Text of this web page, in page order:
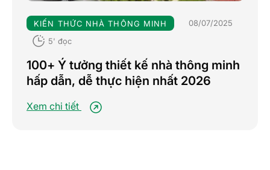
KIẾN THỨC NHÀ THÔNG MINH
08/07/2025
5' đọc
100+ Ý tưởng thiết kế nhà thông minh
hấp dẫn, dễ thực hiện nhất 2026
Xem chi tiết